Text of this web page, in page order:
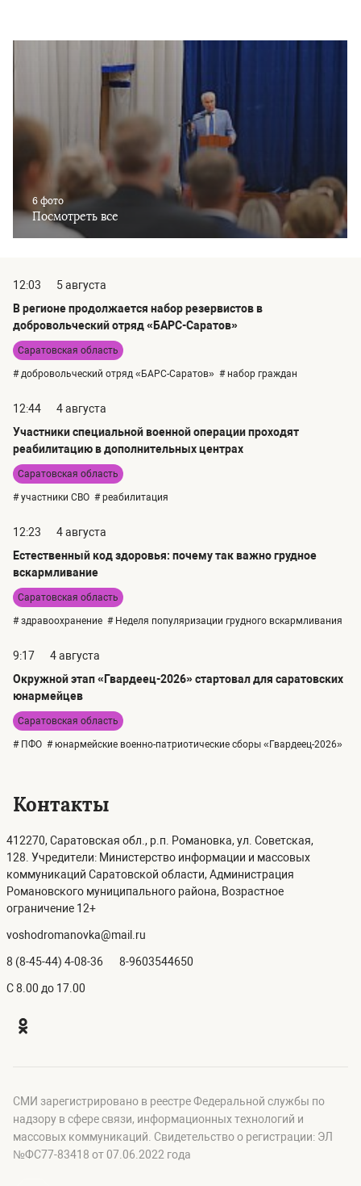
6 фото
Посмотреть все
12:03
5 августа
В регионе продолжается набор резервистов в
добровольческий отряд «БАРС-Саратов»
Саратовская область
# добровольческий отряд «БАРС-Саратов» # набор граждан
12:44
4 августа
Участники специальной военной операции проходят
реабилитацию в дополнительных центрах
Саратовская область
# участники СВО # реабилитация
12:23
4 августа
Естественный код здоровья: почему так важно грудное
вскармливание
Саратовская область
# здравоохранение # Неделя популяризации грудного вскармливания
9:17
4 августа
Окружной этап «Гвардеец-2026» стартовал для саратовских
юнармейцев
Саратовская область
# ПФО # юнармейские военно-патриотические сборы «Гвардеец-2026»
Контакты
412270, Саратовская обл., р.п. Романовка, ул. Советская,
128. Учредители: Министерство информации и массовых
коммуникаций Саратовской области, Администрация
Романовского муниципального района, Возрастное
ограничение 12+
voshodromanovka@mail.ru
8 (8-45-44) 4-08-36 8-9603544650
C 8.00 до 17.00
СМИ зарегистрировано в реестре Федеральной службы по
надзору в сфере связи, информационных технологий и
массовых коммуникаций. Свидетельство о регистрации: ЭЛ
№ФС77-83418 от 07.06.2022 года